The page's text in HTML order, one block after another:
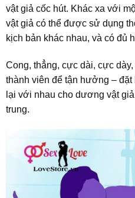
vật giả cốc hút. Khác xa với
vật giả có thể được sử dụng
kịch bản khác nhau, và có đủ
Cong, thẳng, cực dài, cực
thành viên để tận hưởng –
lại với nhau cho dương vật
trung.